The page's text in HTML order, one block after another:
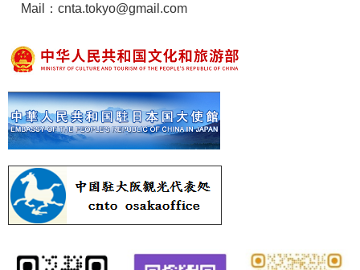
Mail：cnta.tokyo@gmail.com